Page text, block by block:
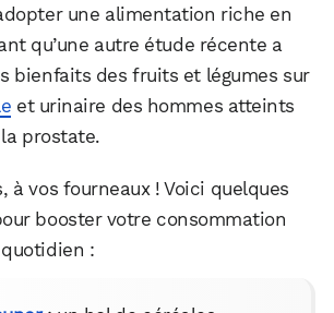
une alimentation riche en
qu’une autre étude récente a
bienfaits des fruits et légumes sur
et urinaire des hommes atteints
prostate.
à vos fourneaux ! Voici quelques
booster votre consommation
: